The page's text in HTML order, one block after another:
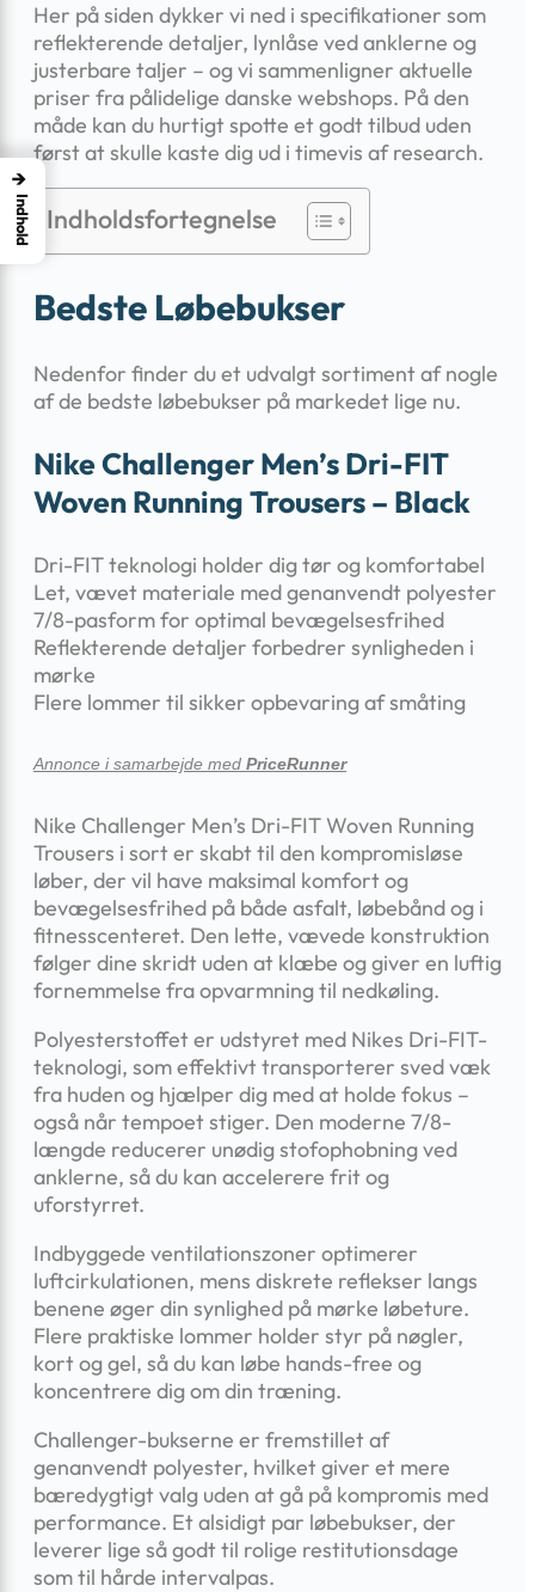
Her på siden dykker vi ned i specifikationer som
reflekterende detaljer, lynlåse ved anklerne og
justerbare taljer – og vi sammenligner aktuelle
priser fra pålidelige danske webshops. På den
måde kan du hurtigt spotte et godt tilbud uden
først at skulle kaste dig ud i timevis af research.
Indholdsfortegnelse
Bedste Løbebukser
Nedenfor finder du et udvalgt sortiment af nogle
af de bedste løbebukser på markedet lige nu.
Nike Challenger Men’s Dri-FIT
Woven Running Trousers – Black
Dri-FIT teknologi holder dig tør og komfortabel
Let, vævet materiale med genanvendt polyester
7/8-pasform for optimal bevægelsesfrihed
Reflekterende detaljer forbedrer synligheden i
mørke
Flere lommer til sikker opbevaring af småting
Annonce i samarbejde med PriceRunner
Nike Challenger Men’s Dri-FIT Woven Running
Trousers i sort er skabt til den kompromisløse
løber, der vil have maksimal komfort og
bevægelsesfrihed på både asfalt, løbebånd og i
fitnesscenteret. Den lette, vævede konstruktion
følger dine skridt uden at klæbe og giver en luftig
fornemmelse fra opvarmning til nedkøling.
Polyesterstoffet er udstyret med Nikes Dri-FIT-
teknologi, som effektivt transporterer sved væk
fra huden og hjælper dig med at holde fokus –
også når tempoet stiger. Den moderne 7/8-
længde reducerer unødig stofophobning ved
anklerne, så du kan accelerere frit og
uforstyrret.
Indbyggede ventilationszoner optimerer
luftcirkulationen, mens diskrete reflekser langs
benene øger din synlighed på mørke løbeture.
Flere praktiske lommer holder styr på nøgler,
kort og gel, så du kan løbe hands-free og
koncentrere dig om din træning.
Challenger-bukserne er fremstillet af
genanvendt polyester, hvilket giver et mere
bæredygtigt valg uden at gå på kompromis med
performance. Et alsidigt par løbebukser, der
leverer lige så godt til rolige restitutionsdage
som til hårde intervalpas.
→
Indhold